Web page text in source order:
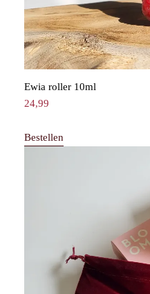
Ewia roller 10ml
24,99
Bestellen